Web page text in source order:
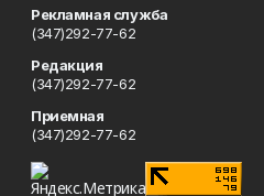
Рекламная служба
(347)292-77-62
Редакция
(347)292-77-62
Приемная
(347)292-77-62